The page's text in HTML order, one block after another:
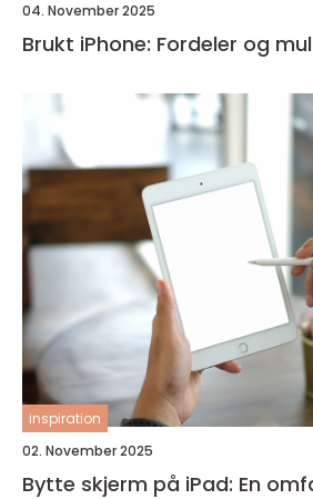
04. November 2025
Brukt iPhone: Fordeler og
inspiration
02. November 2025
Bytte skjerm på iPad: En